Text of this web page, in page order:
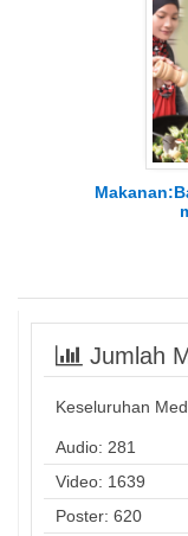
Jumlah
Keseluruhan
Audio: 281
Video: 1639
Poster: 620